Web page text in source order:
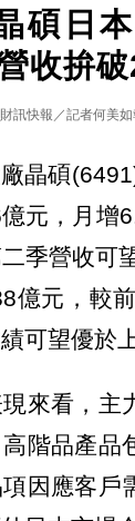
碩日
收拚
財訊快報／記者何美
晶碩
元，月增
季營收可
億元，較
可望優於
來看，主
階品產品
因應客戶